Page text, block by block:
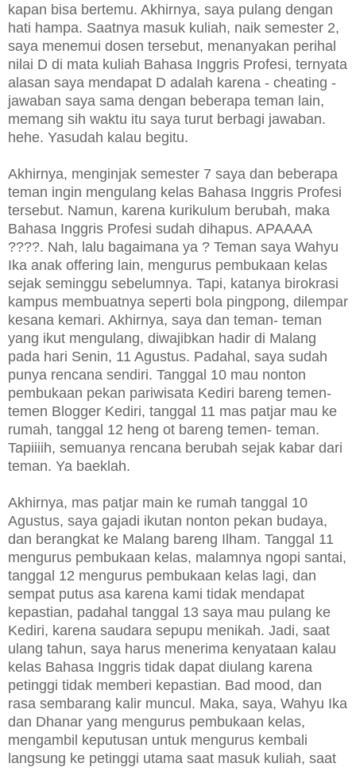
kapan bisa bertemu. Akhirnya, saya pulang dengan
hati hampa. Saatnya masuk kuliah, naik semester 2,
saya menemui dosen tersebut, menanyakan perihal
nilai D di mata kuliah Bahasa Inggris Profesi, ternyata
alasan saya mendapat D adalah karena - cheating -
jawaban saya sama dengan beberapa teman lain,
memang sih waktu itu saya turut berbagi jawaban.
hehe. Yasudah kalau begitu.
Akhirnya, menginjak semester 7 saya dan beberapa
teman ingin mengulang kelas Bahasa Inggris Profesi
tersebut. Namun, karena kurikulum berubah, maka
Bahasa Inggris Profesi sudah dihapus. APAAAA
????. Nah, lalu bagaimana ya ? Teman saya Wahyu
Ika anak offering lain, mengurus pembukaan kelas
sejak seminggu sebelumnya. Tapi, katanya birokrasi
kampus membuatnya seperti bola pingpong, dilempar
kesana kemari. Akhirnya, saya dan teman- teman
yang ikut mengulang, diwajibkan hadir di Malang
pada hari Senin, 11 Agustus. Padahal, saya sudah
punya rencana sendiri. Tanggal 10 mau nonton
pembukaan pekan pariwisata Kediri bareng temen-
temen Blogger Kediri, tanggal 11 mas patjar mau ke
rumah, tanggal 12 heng ot bareng temen- teman.
Tapiiiih, semuanya rencana berubah sejak kabar dari
teman. Ya baeklah.
Akhirnya, mas patjar main ke rumah tanggal 10
Agustus, saya gajadi ikutan nonton pekan budaya,
dan berangkat ke Malang bareng Ilham. Tanggal 11
mengurus pembukaan kelas, malamnya ngopi santai,
tanggal 12 mengurus pembukaan kelas lagi, dan
sempat putus asa karena kami tidak mendapat
kepastian, padahal tanggal 13 saya mau pulang ke
Kediri, karena saudara sepupu menikah. Jadi, saat
ulang tahun, saya harus menerima kenyataan kalau
kelas Bahasa Inggris tidak dapat diulang karena
petinggi tidak memberi kepastian. Bad mood, dan
rasa sembarang kalir muncul. Maka, saya, Wahyu Ika
dan Dhanar yang mengurus pembukaan kelas,
mengambil keputusan untuk mengurus kembali
langsung ke petinggi utama saat masuk kuliah, saat